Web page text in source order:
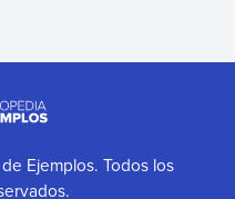
Ejemplos. Todos los